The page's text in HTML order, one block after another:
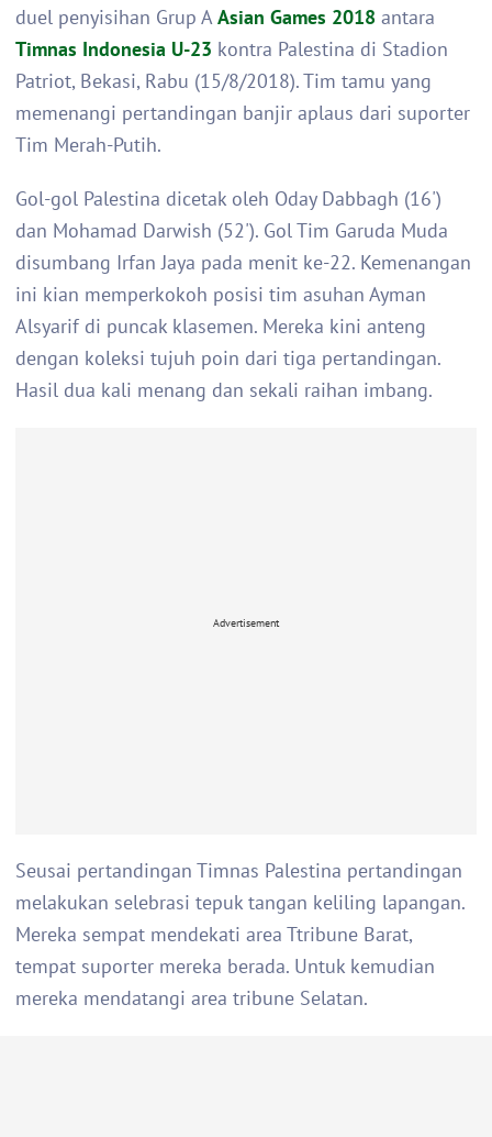
duel penyisihan Grup AAsian Games 2018 antara
Timnas Indonesia U-23 kontra Palestina di Stadion
Patriot, Bekasi, Rabu (15/8/2018). Tim tamu yang
memenangi pertandingan banjir aplaus dari suporter
Tim Merah-Putih.
Gol-gol Palestina dicetak oleh Oday Dabbagh (16')
dan Mohamad Darwish (52'). Gol Tim Garuda Muda
disumbang Irfan Jaya pada menit ke-22. Kemenangan
ini kian memperkokoh posisi tim asuhan Ayman
Alsyarif di puncak klasemen. Mereka kini anteng
dengan koleksi tujuh poin dari tiga pertandingan.
Hasil dua kali menang dan sekali raihan imbang.
Advertisement
Seusai pertandingan Timnas Palestina pertandingan
melakukan selebrasi tepuk tangan keliling lapangan.
Mereka sempat mendekati area Ttribune Barat,
tempat suporter mereka berada. Untuk kemudian
mereka mendatangi area tribune Selatan.